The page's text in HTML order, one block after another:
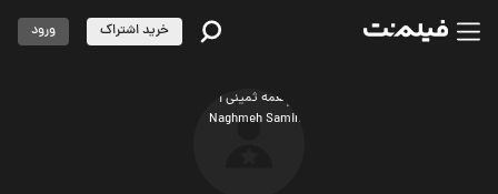
خرید اشتراک ورود